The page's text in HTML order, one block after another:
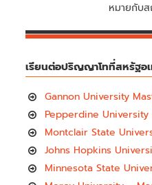
หมายกับ
เรียนต่อปริญญาโทที่สหรัฐอ
Gannon University
Pepperdine
Montclair State
Johns Hopkins
Minnesota State